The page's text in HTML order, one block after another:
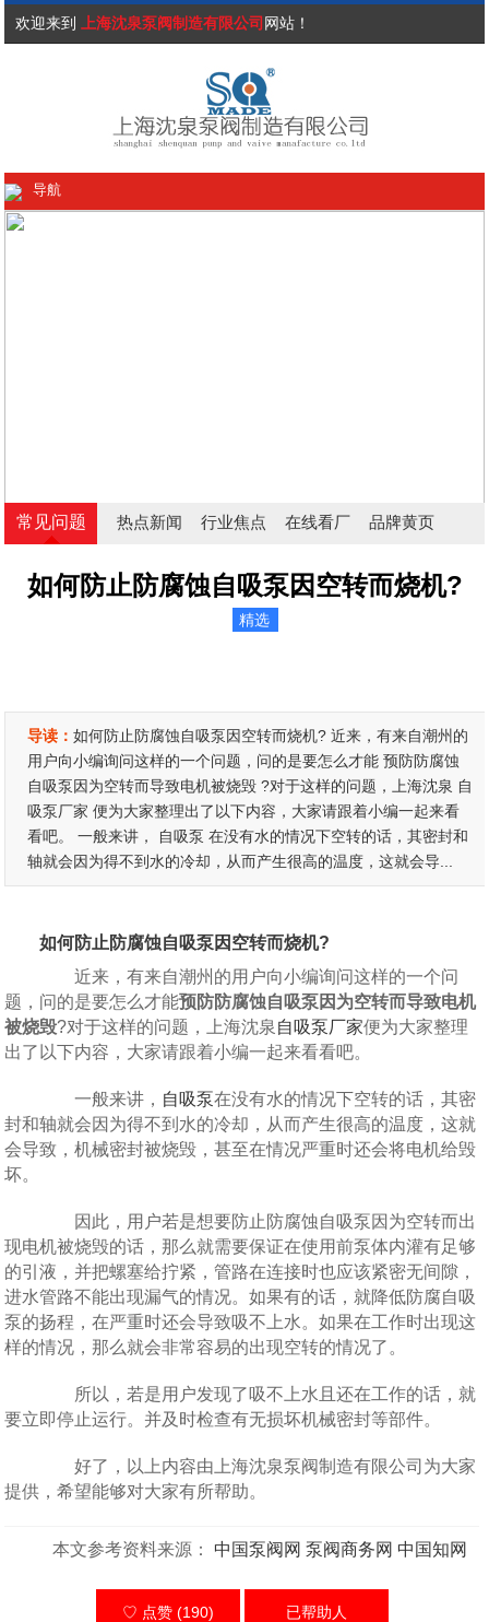
欢迎来到 上海沈泉泵阀制造有限公司 网站！
导航
常见问题 热点新闻 行业焦点 在线看厂 品牌黄页
如何防止防腐蚀自吸泵因空转而烧机?
精选
导读：如何防止防腐蚀自吸泵因空转而烧机? 近来，有来自潮州的
用户向小编询问这样的一个问题，问的是要怎么才能 预防防腐蚀
自吸泵因为空转而导致电机被烧毁 ?对于这样的问题，上海沈泉 自
吸泵厂家 便为大家整理出了以下内容，大家请跟着小编一起来看
看吧。 一般来讲， 自吸泵 在没有水的情况下空转的话，其密封和
轴就会因为得不到水的冷却，从而产生很高的温度，这就会导...
如何防止防腐蚀自吸泵因空转而烧机?
近来，有来自潮州的用户向小编询问这样的一个问
题，问的是要怎么才能预防防腐蚀自吸泵因为空转而导致电机
被烧毁?对于这样的问题，上海沈泉 自吸泵厂家便为大家整理
出了以下内容，大家请跟着小编一起来看看吧。
一般来讲， 自吸泵在没有水的情况下空转的话，其密
封和轴就会因为得不到水的冷却，从而产生很高的温度，这就
会导致，机械密封被烧毁，甚至在情况严重时还会将电机给毁
坏。
因此，用户若是想要防止防腐蚀自吸泵因为空转而出
现电机被烧毁的话，那么就需要保证在使用前泵体内灌有足够
的引液，并把螺塞给拧紧，管路在连接时也应该紧密无间隙，
进水管路不能出现漏气的情况。如果有的话，就降低防腐自吸
泵的扬程，在严重时还会导致吸不上水。如果在工作时出现这
样的情况，那么就会非常容易的出现空转的情况了。
所以，若是用户发现了吸不上水且还在工作的话，就
要立即停止运行。并及时检查有无损坏机械密封等部件。
好了，以上内容由上海沈泉泵阀制造有限公司为大家
提供，希望能够对大家有所帮助。
本文参考资料来源： 中国泵阀网 泵阀商务网 中国知网
♡ 点赞 (190) 已帮助 人